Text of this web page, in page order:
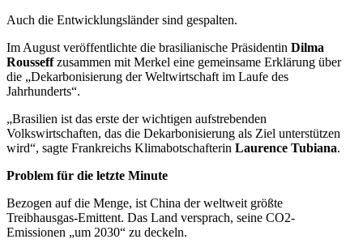
Auch die Entwicklungsländer sind gespalten.
Im August veröffentlichte die brasilianische Präsidentin Dilma
Rousseffzusammen mit Merkel eine gemeinsame Erklärung über
die „Dekarbonisierung der Weltwirtschaft im Laufe des
Jahrhunderts“.
„Brasilien ist das erste der wichtigen aufstrebenden
Volkswirtschaften, das die Dekarbonisierung als Ziel unterstützen
wird“, sagte Frankreichs Klimabotschafterin Laurence Tubiana.
Problem für die letzte Minute
Bezogen auf die Menge, ist China der weltweit größte
Treibhausgas-Emittent. Das Land versprach, seine CO2-
Emissionen „um 2030“ zu deckeln.